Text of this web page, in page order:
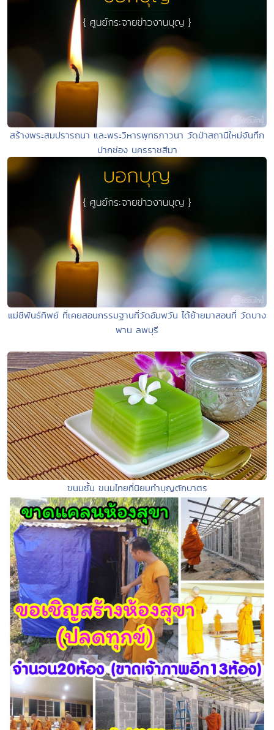
สร้างพระสมปรารถนา และพระวิหารพุทธภาวนา วัดป่าสถานีใหม่จันทึก
ปากช่อง นครราชสีมา
แม่ชีพันธ์ทิพย์ ที่เคยสอนกรรมฐานที่วัดอัมพวัน ได้ย้ายมาสอนที่ วัดบาง
พาน ลพบุรี
ขนมชั้น ขนมไทยที่นิยมทำบุญตักบาตร